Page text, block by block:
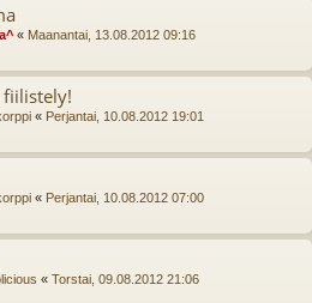
« Maanantai, 13.08.2012 09:16
fiilistely!
« Perjantai, 10.08.2012 19:01
« Perjantai, 10.08.2012 07:00
« Torstai, 09.08.2012 21:06